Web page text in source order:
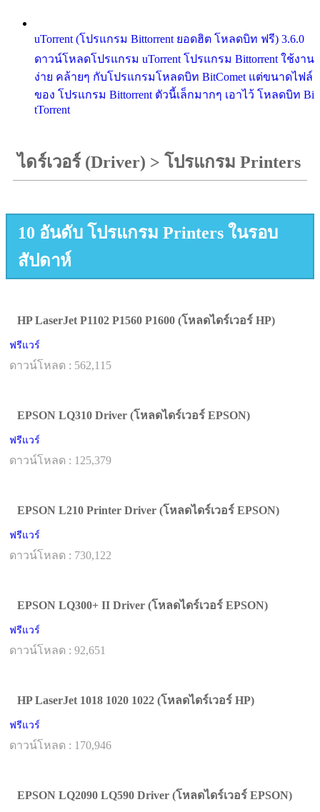
uTorrent (โปรแกรม Bittorrent ยอดฮิต โหลดบิท ฟรี) 3.6.0
ดาวน์โหลดโปรแกรม uTorrent โปรแกรม Bittorrent ใช้งาน
ง่าย คล้ายๆ กับโปรแกรมโหลดบิท BitComet แต่ขนาดไฟล์
ของ โปรแกรม Bittorrent ตัวนี้เล็กมากๆ เอาไว้ โหลดบิท Bi
tTorrent
ไดร์เวอร์ (Driver) > โปรแกรม Printers
10 อันดับ โปรแกรม Printers ในรอบ
สัปดาห์
HP LaserJet P1102 P1560 P1600 (โหลดไดร์เวอร์ HP)
ฟรีแวร์
ดาวน์โหลด : 562,115
EPSON LQ310 Driver (โหลดไดร์เวอร์ EPSON)
ฟรีแวร์
ดาวน์โหลด : 125,379
EPSON L210 Printer Driver (โหลดไดร์เวอร์ EPSON)
ฟรีแวร์
ดาวน์โหลด : 730,122
EPSON LQ300+ II Driver (โหลดไดร์เวอร์ EPSON)
ฟรีแวร์
ดาวน์โหลด : 92,651
HP LaserJet 1018 1020 1022 (โหลดไดร์เวอร์ HP)
ฟรีแวร์
ดาวน์โหลด : 170,946
EPSON LQ2090 LQ590 Driver (โหลดไดร์เวอร์ EPSON)